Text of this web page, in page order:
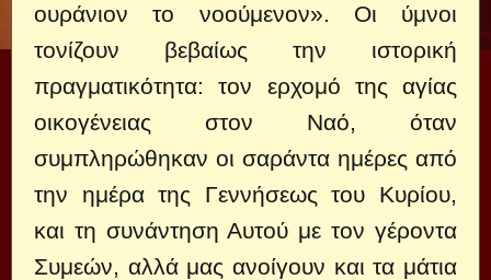
ουράνιον το νοούμενον». Οι ύμνοι
τονίζουν βεβαίως την ιστορική
πραγματικότητα: τον ερχομό της αγίας
οικογένειας στον Ναό, όταν
συμπληρώθηκαν οι σαράντα ημέρες από
την ημέρα της Γεννήσεως του Κυρίου,
και τη συνάντηση Αυτού με τον γέροντα
Συμεών, αλλά μας ανοίγουν και τα μάτια